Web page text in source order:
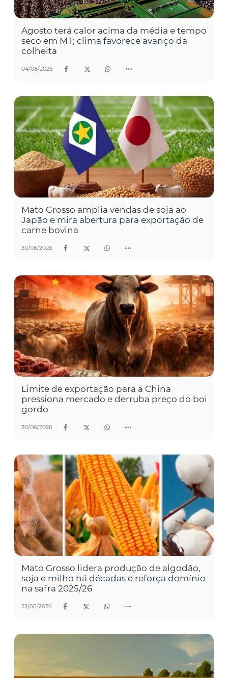
Agosto terá calor acima da média e tempo
seco em MT; clima favorece avanço da
colheita
04/08/2026
Mato Grosso amplia vendas de soja ao
Japão e mira abertura para exportação de
carne bovina
30/06/2026
Limite de exportação para a China
pressiona mercado e derruba preço do boi
gordo
30/06/2026
Mato Grosso lidera produção de algodão,
soja e milho há décadas e reforça domínio
na safra 2025/26
22/06/2026